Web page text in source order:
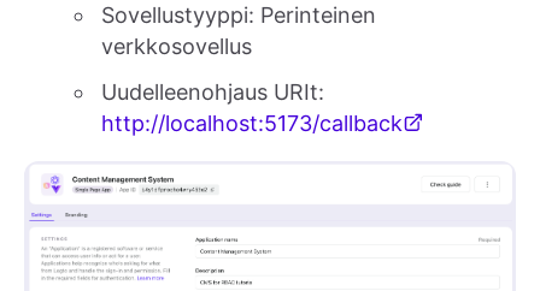
Sovellustyyppi: Perinteinen
verkkosovellus
Uudelleenohjaus URIt:
http://localhost:5173/callback